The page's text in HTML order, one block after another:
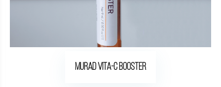
Murad Vita-C Booster